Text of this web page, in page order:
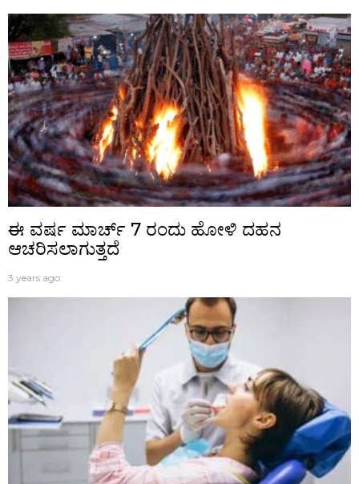
ಈ ವರ್ಷ ಮಾರ್ಚ್ 7 ರಂದು ಹೋಳಿ ದಹನ
ಆಚರಿಸಲಾಗುತ್ತದೆ
3 years ago